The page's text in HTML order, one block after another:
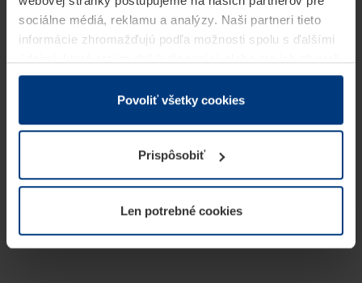
sociálne médiá, reklamu a analýzy. Naši partneri tieto
informácie zhromažďujú podľa možnosti spolu s ďalšími
v rámci Vášho využívania služieb.
Z právneho hľadiska môžeme cookies ukladať na Vašom
prevádzku tejto stránky. Pre všetky ostatné typy cookie
potrebujeme Vaše povolenie. Vaše povolenie môžete
kedykoľvek zmeniť alebo odvolať vo vysvetlení cookie
našej webovej stránky.
Povoliť všetky cookies
Prispôsobiť
Len potrebné cookies